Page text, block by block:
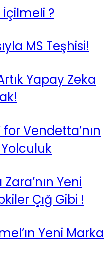
İçilmeli ?
MS Teşhisi!
Yapay Zeka
Vendetta’nın
Yolculuk
Yeni
Çığ Gibi !
Yeni Marka